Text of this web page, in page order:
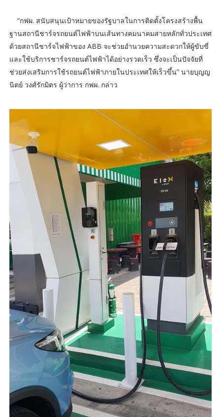
“กฟผ. สนับสนุนเป้าหมายของรัฐบาลในการติดตั้งโครงสร้างพื้น
ฐานสถานีชาร์จรถยนต์ไฟฟ้าบนเส้นทางคมนาคมสายหลักทั่วประเทศ
ด้วยสถานีชาร์จไฟฟ้าของ ABB จะช่วยอำนวยความสะดวกให้ผู้ขับขี่
และใช้บริการชาร์จรถยนต์ไฟฟ้าได้อย่างรวดเร็ว ซึ่งจะเป็นปัจจัยที่
ช่วยส่งเสริมการใช้รถยนต์ไฟฟ้าภายในประเทศให้เร็วขึ้น” นายบุญญ
นิตย์ วงศ์รักมิตร ผู้ว่าการ กฟผ. กล่าว